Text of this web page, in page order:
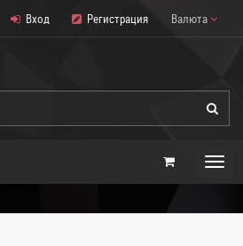
Валюта
Вход Регистрация